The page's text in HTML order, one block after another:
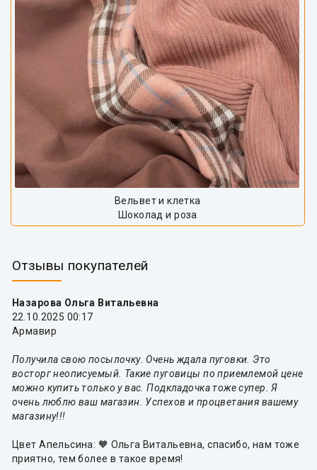
Вельвет и клетка
Шоколад и роза
Отзывы покупателей
Назарова Ольга Витальевна
22.10.2025 00:17
Армавир
Получила свою посылочку. Очень ждала пуговки. Это
восторг неописуемый. Такие пуговицы по приемлемой цене
можно купить только у вас. Подкладочка тоже супер. Я
очень люблю ваш магазин. Успехов и процветания вашему
магазину!!!
Цвет Апельсина: 🧡 Ольга Витальевна, спасибо, нам тоже
приятно, тем более в такое время!